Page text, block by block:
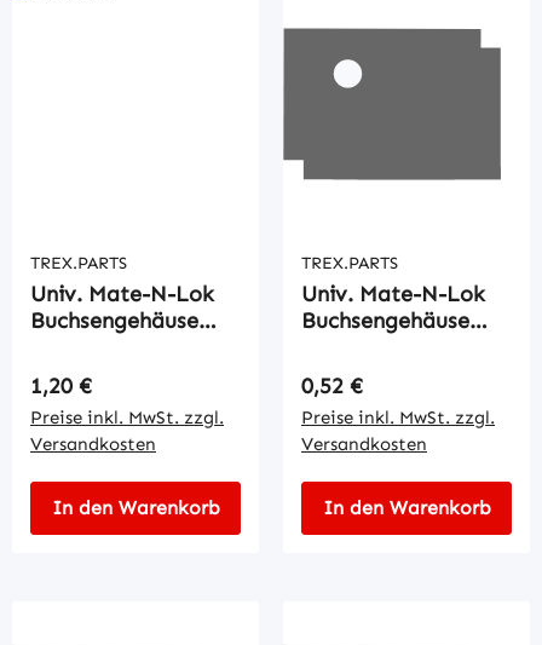
TREX.PARTS
Univ. Mate-N-Lok
Buchsengehäuse
Regulärer Preis:
1,20 €
Preise inkl. MwSt. zzgl.
Versandkosten
In den Warenkorb
TREX.PARTS
Univ. Mate-N-Lok
Buchsengehäuse
Regulärer Preis:
0,52 €
Preise inkl. MwSt. zzgl.
Versandkosten
In den Warenkorb